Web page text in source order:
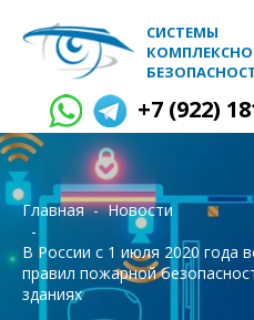
СИСТЕМЫ
+7 (922)
Главная
Новости
В России с 1 июля 2020 года
правил пожарной
зданиях